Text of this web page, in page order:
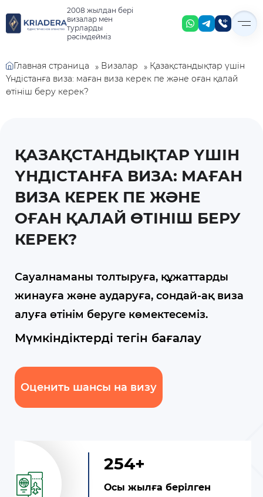
2008 жылдан бері
визалар мен
турларды
рәсімдейміз
Главная страница » Визалар » Қазақстандықтар үшін
Үндістанға виза: маған виза керек пе және оған қалай
өтініш беру керек?
ҚАЗАҚСТАНДЫҚТАР ҮШІН
ҮНДІСТАНҒА ВИЗА: МАҒАН
ВИЗА КЕРЕК ПЕ ЖӘНЕ
ОҒАН ҚАЛАЙ ӨТІНІШ БЕРУ
КЕРЕК?
Сауалнаманы толтыруға, құжаттарды
жинауға және аударуға, сондай-ақ виза
алуға өтінім беруге көмектесеміз.
Мүмкіндіктерді тегін бағалау
Оценить шансы на визу
254+
Осы жылға берілген